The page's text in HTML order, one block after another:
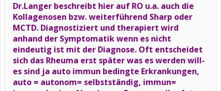
Dr.Langer beschreibt hier auf RO u.a. auch die
Kollagenosen bzw. weiterführend Sharp oder
MCTD. Diagnostiziert und therapiert wird
anhand der Symptomatik wenn es nicht
eindeutig ist mit der Diagnose. Oft entscheidet
sich das Rheuma erst später was es werden will-
es sind ja auto immun bedingte Erkrankungen,
auto = autonom= selbstständig, immun=